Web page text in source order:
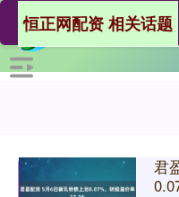
恒正网配资 相关话题
君